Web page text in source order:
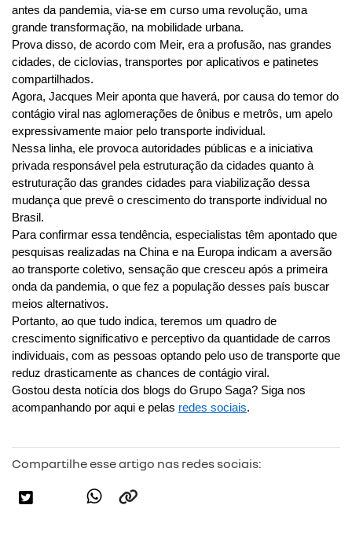
antes da pandemia, via-se em curso uma revolução, uma
grande transformação, na mobilidade urbana.
Prova disso, de acordo com Meir, era a profusão, nas grandes
cidades, de ciclovias, transportes por aplicativos e patinetes
compartilhados.
Agora, Jacques Meir aponta que haverá, por causa do temor do
contágio viral nas aglomerações de ônibus e metrôs, um apelo
expressivamente maior pelo transporte individual.
Nessa linha, ele provoca autoridades públicas e a iniciativa
privada responsável pela estruturação da cidades quanto à
estruturação das grandes cidades para viabilização dessa
mudança que prevê o crescimento do transporte individual no
Brasil.
Para confirmar essa tendência, especialistas têm apontado que
pesquisas realizadas na China e na Europa indicam a aversão
ao transporte coletivo, sensação que cresceu após a primeira
onda da pandemia, o que fez a população desses país buscar
meios alternativos.
Portanto, ao que tudo indica, teremos um quadro de
crescimento significativo e perceptivo da quantidade de carros
individuais, com as pessoas optando pelo uso de transporte que
reduz drasticamente as chances de contágio viral.
Gostou desta notícia dos blogs do Grupo Saga? Siga nos
acompanhando por aqui e pelas redes sociais.
Compartilhe esse artigo nas redes sociais: